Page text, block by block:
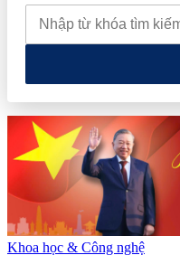
muốn mở rộng hợp tác
thái tài chính đến tham vọng
"đòn bẩy vốn" như thế nào?
Khoa học & Công nghệ